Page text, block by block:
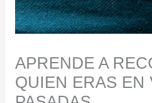
APRENDE A
QUIEN ERAS EN